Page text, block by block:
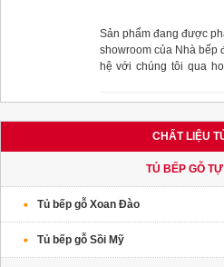
Sản phẩm đang được
showroom của Nhà bếp
hệ với chúng tôi qua
CHẤT LIỆU
TỦ BẾP GỖ
Tủ bếp gỗ Xoan Đào
Tủ bếp gỗ Sồi Mỹ